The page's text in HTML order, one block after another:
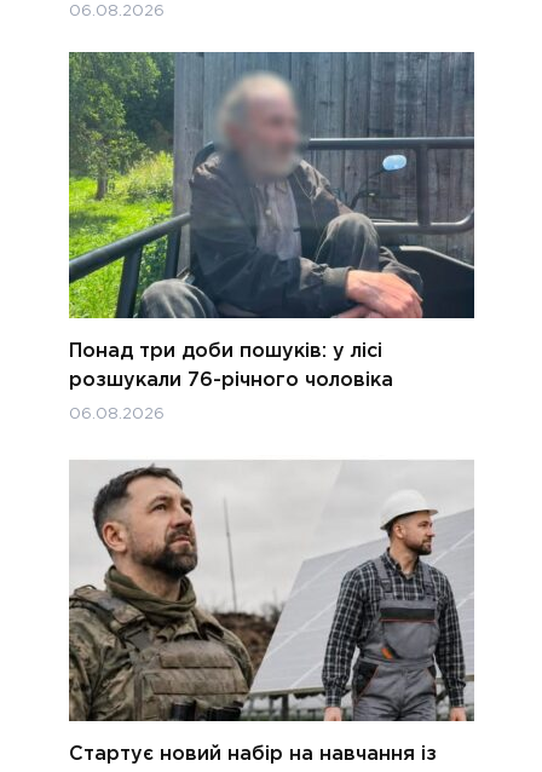
06.08.2026
Понад три доби пошуків: у лісі
розшукали 76-річного чоловіка
06.08.2026
Стартує новий набір на навчання із